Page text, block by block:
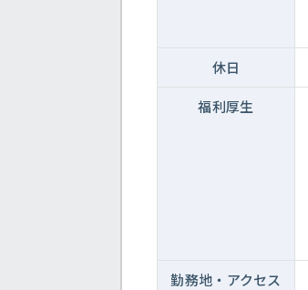
休日
福利厚生
勤務地・ アクセス